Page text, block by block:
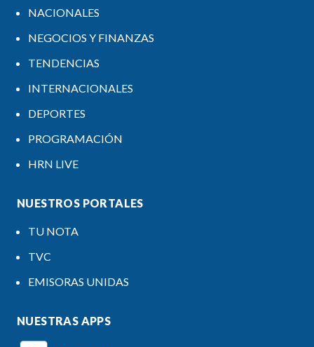
NACIONALES
NEGOCIOS Y FINANZAS
TENDENCIAS
INTERNACIONALES
DEPORTES
PROGRAMACIÓN
HRN LIVE
NUESTROS PORTALES
TU NOTA
TVC
EMISORAS UNIDAS
NUESTRAS APPS